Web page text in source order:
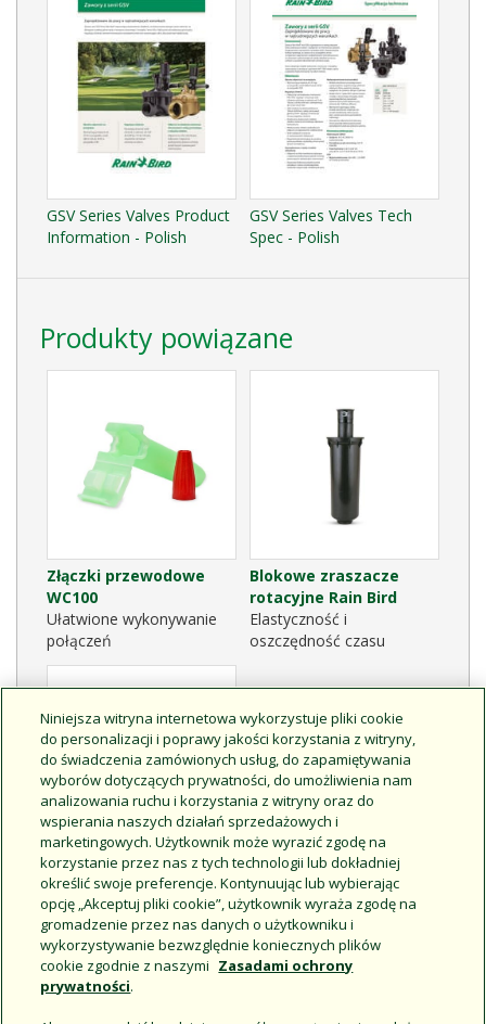
GSV Series Valves Product
Information - Polish
GSV Series Valves Tech
Spec - Polish
Produkty powiązane
Złączki przewodowe
WC100
Ułatwione wykonywanie
połączeń
Blokowe zraszacze
rotacyjne Rain Bird
Elastyczność i
oszczędność czasu
Sterownik PAR+ES
Łatwa obsługa.
Sprawdzona wydajność.
Niniejsza witryna internetowa wykorzystuje pliki cookie
do personalizacji i poprawy jakości korzystania z witryny,
do świadczenia zamówionych usług, do zapamiętywania
wyborów dotyczących prywatności, do umożliwienia nam
analizowania ruchu i korzystania z witryny oraz do
wspierania naszych działań sprzedażowych i
marketingowych. Użytkownik może wyrazić zgodę na
korzystanie przez nas z tych technologii lub dokładniej
określić swoje preferencje. Kontynuując lub wybierając
opcję „Akceptuj pliki cookie”, użytkownik wyraża zgodę na
gromadzenie przez nas danych o użytkowniku i
wykorzystywanie bezwzględnie koniecznych plików
cookie zgodnie z naszymi Zasadami ochrony
prywatności.